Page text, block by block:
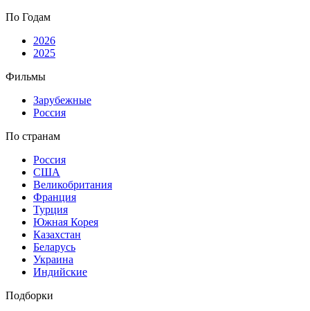
По Годам
2026
2025
Фильмы
Зарубежные
Россия
По странам
Россия
США
Великобритания
Франция
Турция
Южная Корея
Казахстан
Беларусь
Украина
Индийские
Подборки